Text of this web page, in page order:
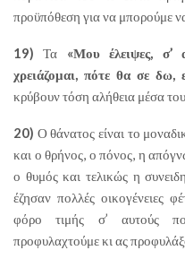
προϋπόθεση για να μπορούμε
19) Τα «Μου έλειψες, σ’
χρειάζομαι, πότε θα σε δω,
κρύβουν τόση αλήθεια μέσα
20) Ο θάνατος είναι το
και ο θρήνος, ο πόνος, η
ο θυμός και τελικώς η
έζησαν πολλές οικογένειες
φόρο τιμής σ’ αυτούς
προφυλαχτούμε κι ας